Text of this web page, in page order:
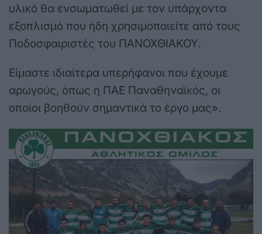
υλικό θα ενσωματωθεί με τον υπάρχοντα
εξοπλισμό που ήδη χρησιμοποιείτε από τους
Ποδοσφαιριστές του ΠΑΝΟΧΘΙΑΚΟΥ.
Είμαστε ιδιαίτερα υπερήφανοι που έχουμε
αρωγούς, όπως η ΠΑΕ Παναθηναϊκός, οι
οποίοι βοηθούν σημαντικά το έργο μας».